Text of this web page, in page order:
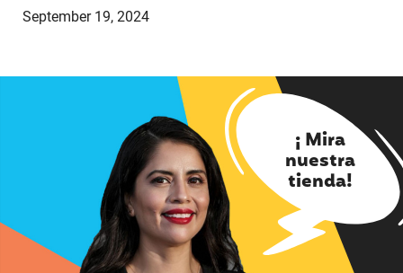
September 19, 2024
¡ Mira
nuestra
tienda!